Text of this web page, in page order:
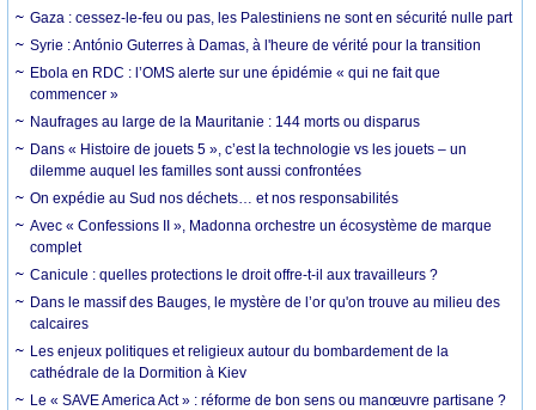
Gaza : cessez-le-feu ou pas, les Palestiniens ne sont en sécurité nulle part
Syrie : António Guterres à Damas, à l'heure de vérité pour la transition
Ebola en RDC : l’OMS alerte sur une épidémie « qui ne fait que
commencer »
Naufrages au large de la Mauritanie : 144 morts ou disparus
Dans « Histoire de jouets 5 », c’est la technologie vs les jouets – un
dilemme auquel les familles sont aussi confrontées
On expédie au Sud nos déchets… et nos responsabilités
Avec « Confessions II », Madonna orchestre un écosystème de marque
complet
Canicule : quelles protections le droit offre-t-il aux travailleurs ?
Dans le massif des Bauges, le mystère de l’or qu'on trouve au milieu des
calcaires
Les enjeux politiques et religieux autour du bombardement de la
cathédrale de la Dormition à Kiev
Le « SAVE America Act » : réforme de bon sens ou manœuvre partisane ?